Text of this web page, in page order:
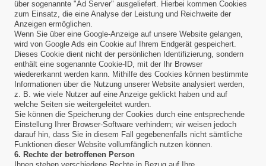
über sogenannte "Ad Server" ausgeliefert. Hierbei kommen Cookies
zum Einsatz, die eine Analyse der Leistung und Reichweite der
Anzeigen ermöglichen.
Wenn Sie über eine Google-Anzeige auf unsere Website gelangen,
wird von Google Ads ein Cookie auf Ihrem Endgerät gespeichert.
Dieses Cookie dient nicht der persönlichen Identifizierung, sondern
enthält eine sogenannte Cookie-ID, mit der Ihr Browser
wiedererkannt werden kann. Mithilfe des Cookies können bestimmte
Informationen über die Nutzung unserer Website analysiert werden,
z. B. wie viele Nutzer auf eine Anzeige geklickt haben und auf
welche Seiten sie weitergeleitet wurden.
Sie können die Speicherung der Cookies durch eine entsprechende
Einstellung Ihrer Browser-Software verhindern; wir weisen jedoch
darauf hin, dass Sie in diesem Fall gegebenenfalls nicht sämtliche
Funktionen dieser Website vollumfänglich nutzen können.
6. Rechte der betroffenen Person